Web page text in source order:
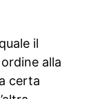
il
alla
certa